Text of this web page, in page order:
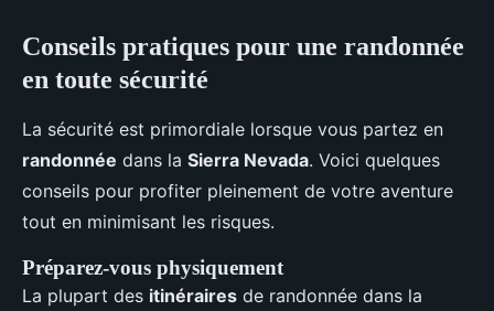
Conseils pratiques pour une randonnée
en toute sécurité
La sécurité est primordiale lorsque vous partez en
randonnée dans la Sierra Nevada. Voici quelques
conseils pour profiter pleinement de votre aventure
tout en minimisant les risques.
Préparez-vous physiquement
La plupart des itinéraires de randonnée dans la